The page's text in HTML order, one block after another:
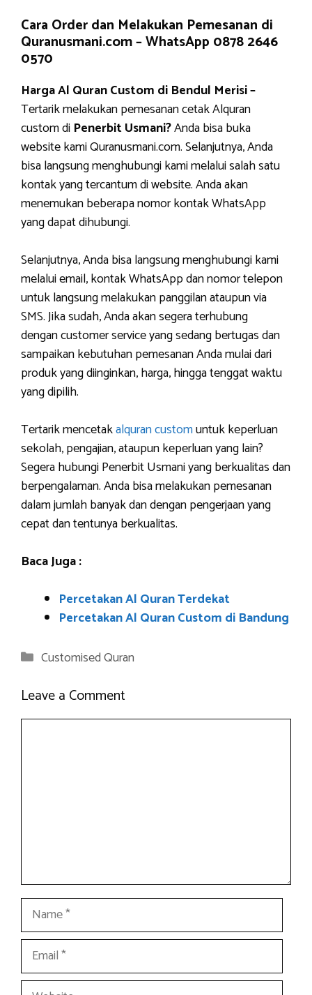
Cara Order dan Melakukan Pemesanan di
Quranusmani.com –WhatsApp 0878 2646
0570
Harga Al Quran Custom di Bendul Merisi –
Tertarik melakukan pemesanan cetak Alquran
custom di Penerbit Usmani?Anda bisa buka
website kami Quranusmani.com. Selanjutnya, Anda
bisa langsung menghubungi kami melalui salah satu
kontak yang tercantum di website. Anda akan
menemukan beberapa nomor kontak WhatsApp
yang dapat dihubungi.
Selanjutnya, Anda bisa langsung menghubungi kami
melalui email, kontak WhatsApp dan nomor telepon
untuk langsung melakukan panggilan ataupun via
SMS. Jika sudah, Anda akan segera terhubung
dengan customer service yang sedang bertugas dan
sampaikan kebutuhan pemesanan Anda mulai dari
produk yang diinginkan, harga, hingga tenggat waktu
yang dipilih.
Tertarik mencetakalquran customuntuk keperluan
sekolah, pengajian, ataupun keperluan yang lain?
Segera hubungi Penerbit Usmani yang berkualitas dan
berpengalaman. Anda bisa melakukan pemesanan
dalam jumlah banyak dan dengan pengerjaan yang
cepat dan tentunya berkualitas.
Baca Juga :
Percetakan Al Quran Terdekat
Percetakan Al Quran Custom di Bandung
Categories
Customised Quran
Leave a Comment
Name
Email
Website